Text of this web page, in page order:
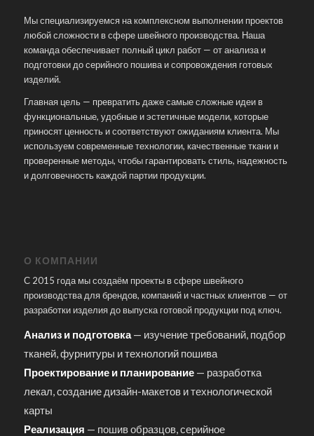
Мы специализируемся на комплексном выполнении проектов
любой сложности в сфере швейного производства. Наша
команда обеспечивает полный цикл работ — от анализа и
подготовки до серийного пошива и сопровождения готовых
изделий.
Главная цель — превратить даже самые сложные идеи в
функциональные, удобные и эстетичные модели, которые
приносят ценность и соответствуют ожиданиям клиента. Мы
используем современные технологии, качественные ткани и
проверенные методы, чтобы гарантировать стиль, надежность
и долговечность каждой партии продукции.
О КОМПАНИИ
С 2015 года мы создаём проекты в сфере швейного
производства для брендов, компаний и частных клиентов — от
разработки изделия до выпуска готовой продукции под ключ.
Анализ и подготовка— изучение требований, подбор
тканей, фурнитуры и технологий пошива
Проектирование и планирование— разработка
лекал, создание дизайн-макетов и технологической
карты
Реализация — пошив образцов, серийное